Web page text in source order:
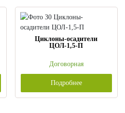
Циклоны-осадители
ЦОЛ-1,5-П
Договорная
Подробнее